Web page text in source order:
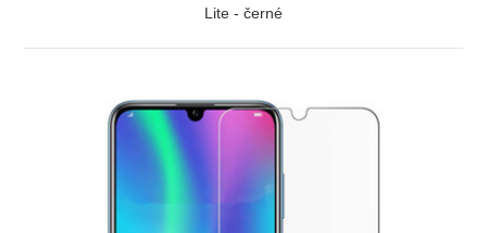
Lite - černé